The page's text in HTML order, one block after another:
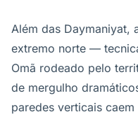
Além das Daymaniyat,
extremo norte —
Omã rodeado pelo
de mergulho
paredes verticais